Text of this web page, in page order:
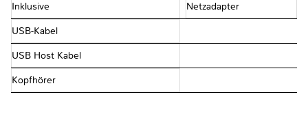
Inklusive Netzadapter
USB-Kabel
USB Host Kabel
Kopfhörer